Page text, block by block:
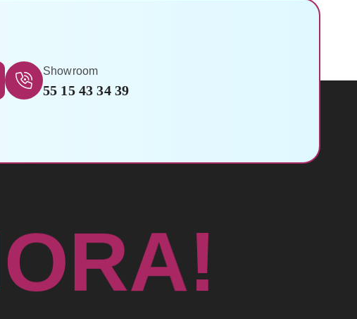
Showroom
55 15 43 34 39
ORA!